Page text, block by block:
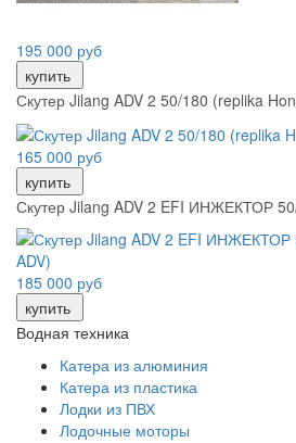
195 000 руб
купить
Скутер Jilang ADV 2 50/180 (replika
165 000 руб
купить
Скутер Jilang ADV 2 EFI ИНЖЕКТОР
185 000 руб
купить
Водная техника
Катера из алюминия
Катера из пластика
Лодки из ПВХ
Лодочные моторы